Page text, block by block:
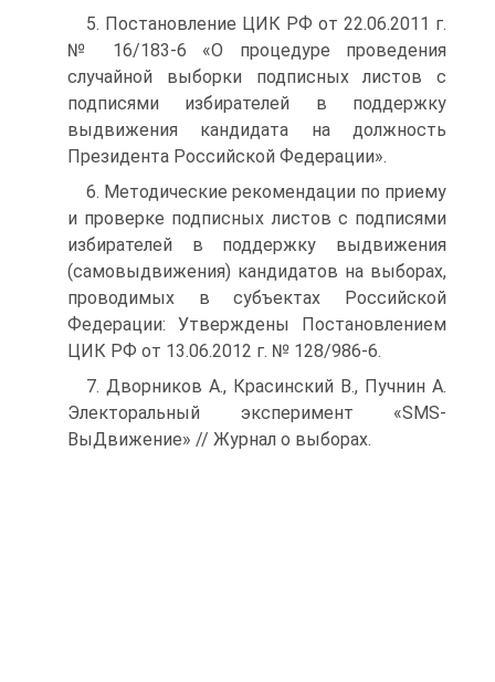
5. Постановление ЦИК РФ от 22.06.2011 г.
№ 16/183-6 «О процедуре проведения
случайной выборки подписных листов с
подписями избирателей в поддержку
выдвижения кандидата на должность
Президента Российской Федерации».
6. Методические рекомендации по приему
и проверке подписных листов с подписями
избирателей в поддержку выдвижения
(самовыдвижения) кандидатов на выборах,
проводимых в субъектах Российской
Федерации: Утверждены Постановлением
ЦИК РФ от 13.06.2012 г. № 128/986-6.
7. Дворников А., Красинский В., Пучнин А.
Электоральный эксперимент «SMS-
ВыДвижение» // Журнал о выборах.